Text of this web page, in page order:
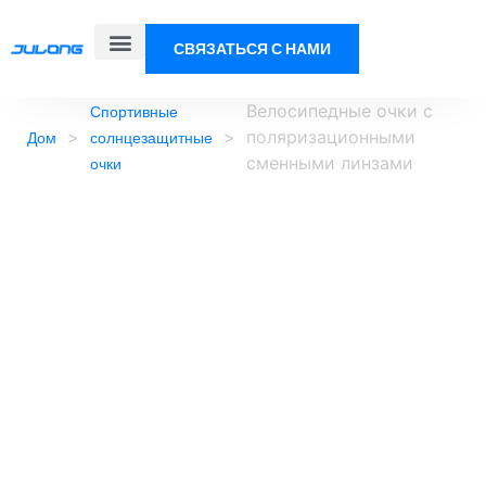
СВЯЗАТЬСЯ С НАМИ
Дом >
Спортивные
солнцезащитные
очки
>
Велосипедные очки с
поляризационными
сменными линзами